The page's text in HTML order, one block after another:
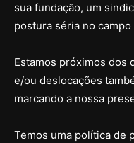
sua fundação, um
postura séria no
Estamos próximos dos
e/ou deslocações
marcando a nossa
Temos uma política de